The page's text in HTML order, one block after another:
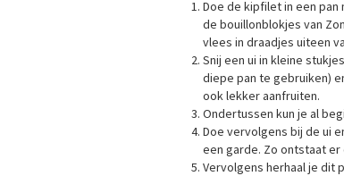
Doe de kipfilet in een
de bouillonblokjes van
vlees in draadjes uiteen
Snij een ui in kleine
diepe pan te gebruiken)
ook lekker aanfruiten.
Ondertussen kun je al
Doe vervolgens bij de ui
een garde. Zo ontstaat
Vervolgens herhaal je dit